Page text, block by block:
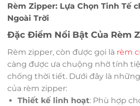
Rèm Zipper: Lựa Chọn Tinh Tế
Ngoài Trời
Đặc Điểm Nổi Bật Của Rèm
Rèm zipper, còn được gọi là rèm
càng được ưa chuộng nhờ tính
chống thời tiết. Dưới đây là
của rèm zipper:
Thiết kế linh hoạt: Phù hợp